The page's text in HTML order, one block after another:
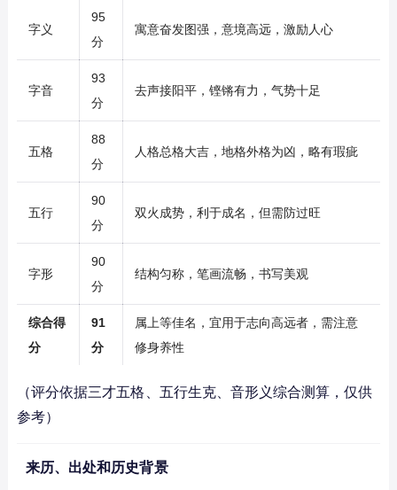
字义
95
分
寓意奋发图强，意境高远，激励人心
字音
93
分
去声接阳平，铿锵有力，气势十足
五格
88
分
人格总格大吉，地格外格为凶，略有瑕疵
五行
90
分
双火成势，利于成名，但需防过旺
字形
90
分
结构匀称，笔画流畅，书写美观
综合得
分
91
分
属上等佳名，宜用于志向高远者，需注意
修身养性
（评分依据三才五格、五行生克、音形义综合测算，仅供
参考）
来历、出处和历史背景